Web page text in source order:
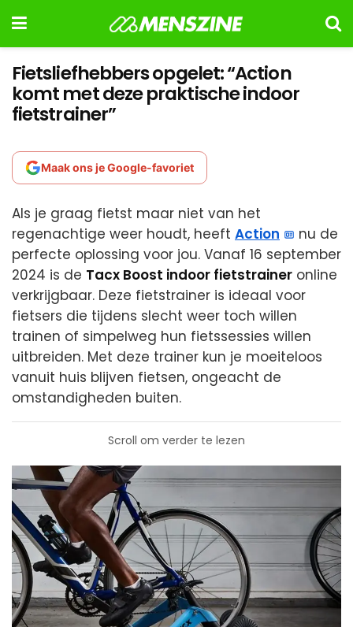
Fietsliefhebbers opgelet: “Action
komt met deze praktische indoor
fietstrainer”
Maak ons je Google-favoriet
Als je graag fietst maar niet van het
regenachtige weer houdt, heeft Action
nu de
perfecte oplossing voor jou. Vanaf 16 september
2024 is de Tacx Boost indoor fietstrainer online
verkrijgbaar. Deze fietstrainer is ideaal voor
fietsers die tijdens slecht weer toch willen
trainen of simpelweg hun fietssessies willen
uitbreiden. Met deze trainer kun je moeiteloos
vanuit huis blijven fietsen, ongeacht de
omstandigheden buiten.
Scroll om verder te lezen